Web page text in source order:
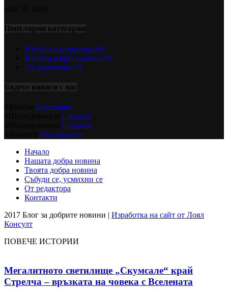
Популярни категории
Избор на редактора504
Нашата добра новина198
От редактора132
Бъдете винаги с нас
Харесване
Следвам
Следвам
Абонирам се
Начало
Нашата добра новина
Твоята добра новина
Събуди се, усмихни се
От редактора
Контакти
2017 Блог за добрите новини | Изработка на сайт от Лоял
Консулт
ПОВЕЧЕ ИСТОРИИ
Мегалитното светилище „Скумсале“ край
Стрелча – връзката на човека с Вселената